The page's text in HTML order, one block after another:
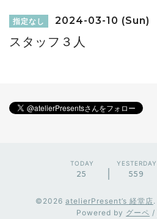
指定なし 2024-03-10 (Sun)
スタッフ３人
TODAY
25
YESTERDAY
559
©2026 atelierPresent’s 経堂店
Powered by グーペ /